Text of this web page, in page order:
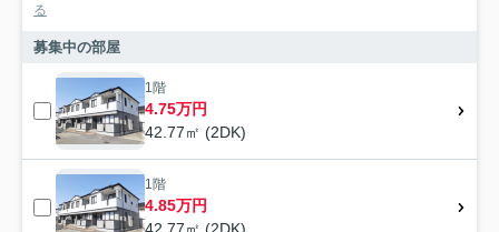
る
募集中の部屋
1階
4.75万円
42.77㎡ (2DK)
1階
4.85万円